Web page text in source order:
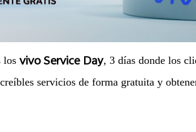
los vivo Service Day, 3 días donde los
servicios de forma gratuita y